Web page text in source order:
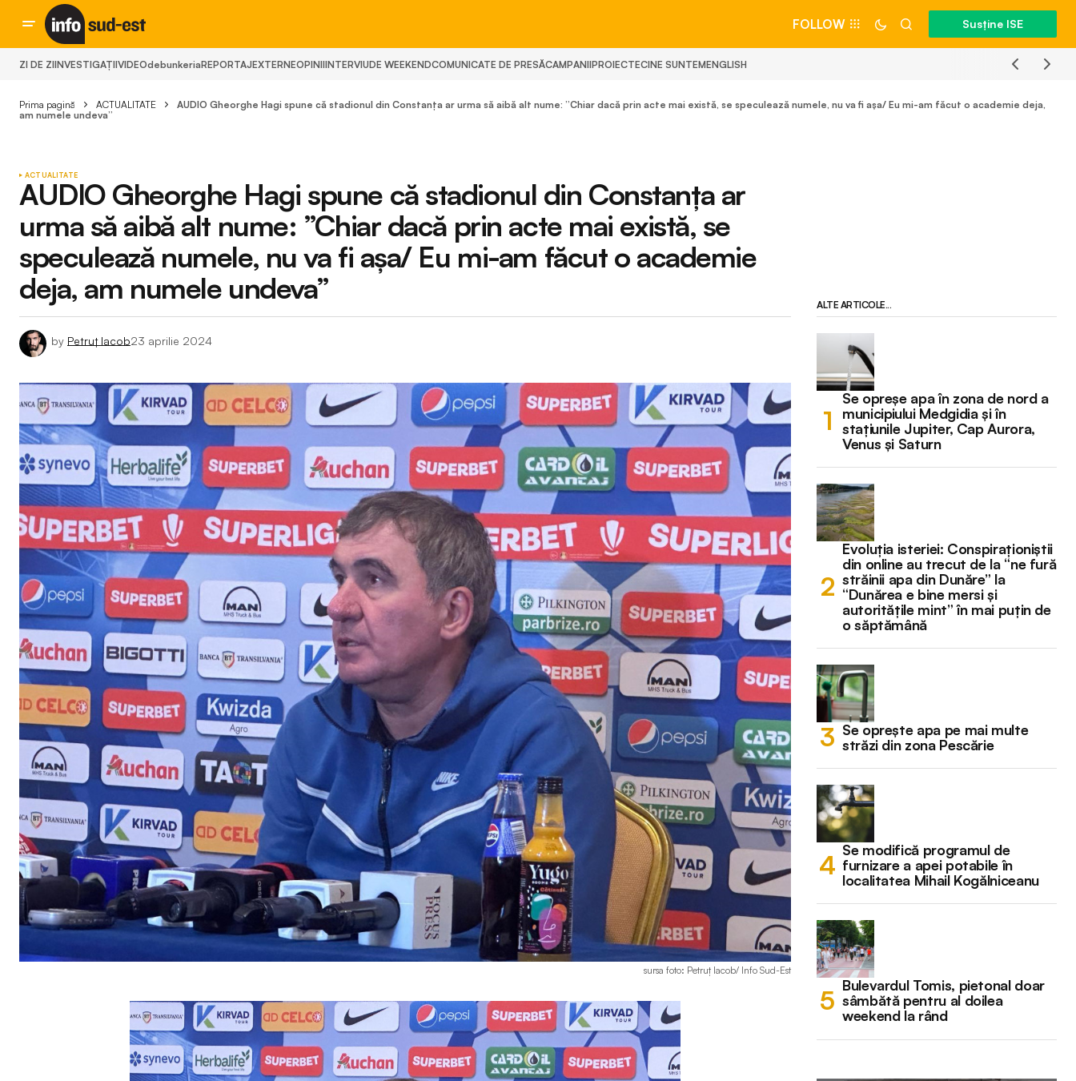
FOLLOW Susține ISE
ZI DE ZIINVESTIGAȚIIVIDEOdebunkeriaREPORTAJEXTERNEOPINIIINTERVIUDE WEEKENDCOMUNICATE DE PRESĂCAMPANIIPROIECTECINE SUNTEMENGLISH
Prima pagină ACTUALITATE
AUDIO Gheorghe Hagi spune că stadionul din Constanța ar urma să aibă alt nume: ”Chiar dacă prin acte mai există, se speculează numele, nu va fi așa/ Eu mi-am făcut o academie deja,
am numele undeva”
ACTUALITATE
AUDIO Gheorghe Hagi spune că stadionul din Constanța ar
urma să aibă alt nume: ”Chiar dacă prin acte mai există, se
speculează numele, nu va fi așa/ Eu mi-am făcut o academie
deja, am numele undeva”
by Petruț Iacob23 aprilie 2024
sursa foto: Petruț Iacob/ Info Sud-Est
ALTE ARTICOLE...
Se opreșe apa în zona de nord a
municipiului Medgidia și în
stațiunile Jupiter, Cap Aurora,
Venus și Saturn
Evoluția isteriei: Conspiraționiștii
din online au trecut de la “ne fură
străinii apa din Dunăre” la
“Dunărea e bine mersi și
autoritățile mint” în mai puțin de
o săptămână
Se oprește apa pe mai multe
străzi din zona Pescărie
Se modifică programul de
furnizare a apei potabile în
localitatea Mihail Kogălniceanu
Bulevardul Tomis, pietonal doar
sâmbătă pentru al doilea
weekend la rând